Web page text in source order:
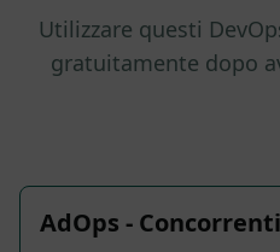
Utilizzare questi
gratuitamente dopo
AdOps - Concorrenti